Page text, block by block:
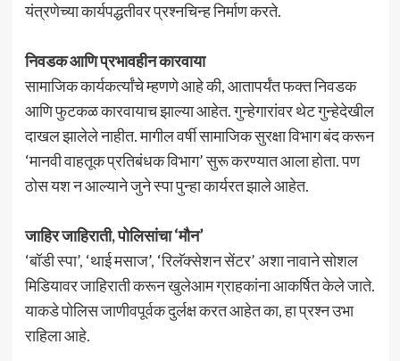
यंत्रणेच्या कार्यपद्धतीवर प्रश्नचिन्ह निर्माण करते.
निवडक आणि प्रभावहीन कारवाया
सामाजिक कार्यकर्त्यांचे म्हणणे आहे की, आतापर्यंत फक्त निवडक
आणि फुटकळ कारवायाच झाल्या आहेत. गुन्हेगारांवर थेट गुन्हेदेखील
दाखल झालेले नाहीत. मागील वर्षी सामाजिक सुरक्षा विभाग बंद करून
‘मानवी वाहतूक प्रतिबंधक विभाग’ सुरू करण्यात आला होता. पण
ठोस यश न आल्याने जुने स्पा पुन्हा कार्यरत झाले आहेत.
जाहिर जाहिराती, पोलिसांचा ‘मौन’
‘बॉडी स्पा’, ‘थाई मसाज’, ‘रिलॅक्सेशन सेंटर’ अशा नावाने सोशल
मिडियावर जाहिराती करून खुलेआम ग्राहकांना आकर्षित केले जाते.
याकडे पोलिस जाणीवपूर्वक दुर्लक्ष करत आहेत का, हा प्रश्न उभा
राहिला आहे.